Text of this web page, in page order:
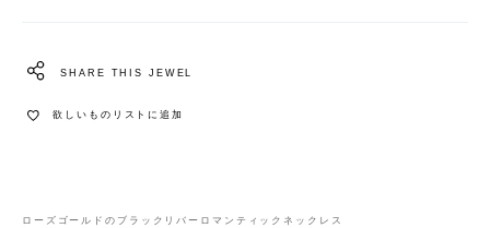
SHARE THIS JEWEL
欲しいものリストに追加
ローズゴールドのブラックリバーロマンティックネックレス